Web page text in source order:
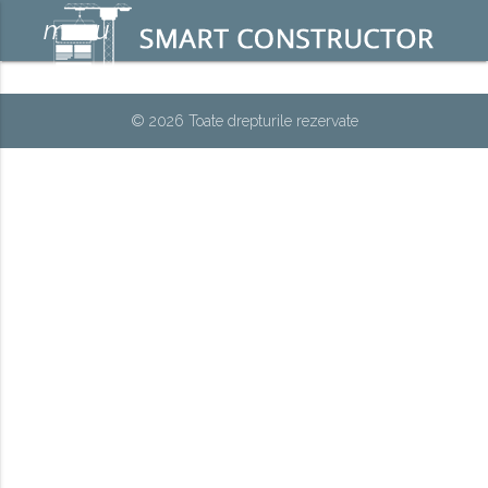
menu
© 2026 Toate drepturile rezervate